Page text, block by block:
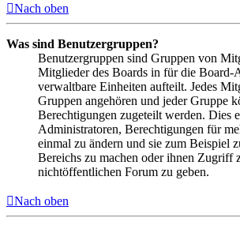
Nach oben
Was sind Benutzergruppen?
Benutzergruppen sind Gruppen von
Mitglieder des Boards in für die Board-
verwaltbare Einheiten aufteilt. Jedes
Gruppen angehören und jeder Gruppe
Berechtigungen zugeteilt werden. Dies
Administratoren, Berechtigungen für
einmal zu ändern und sie zum Beispiel
Bereichs zu machen oder ihnen Zugriff
nichtöffentlichen Forum zu geben.
Nach oben